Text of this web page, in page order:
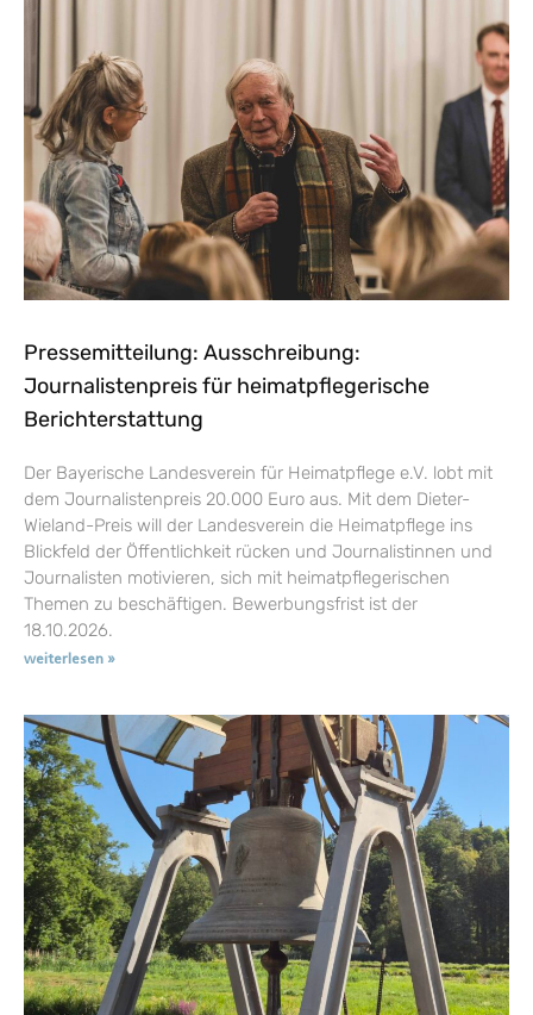
Pressemitteilung: Ausschreibung:
Journalistenpreis für heimatpflegerische
Berichterstattung
Der Bayerische Landesverein für Heimatpflege e.V. lobt mit
dem Journalistenpreis 20.000 Euro aus. Mit dem Dieter-
Wieland-Preis will der Landesverein die Heimatpflege ins
Blickfeld der Öffentlichkeit rücken und Journalistinnen und
Journalisten motivieren, sich mit heimatpflegerischen
Themen zu beschäftigen. Bewerbungsfrist ist der
18.10.2026.
weiterlesen »